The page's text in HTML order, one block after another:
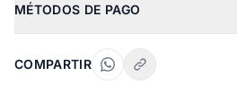
MÉTODOS DE PAGO
COMPARTIR